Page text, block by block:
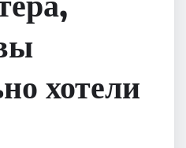
хотели